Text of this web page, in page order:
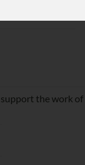
support the work of